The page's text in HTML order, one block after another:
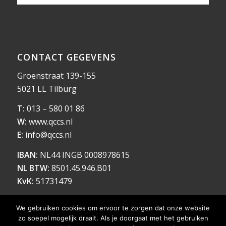
CONTACT GEGEVENS
Groenstraat 139-155
5021 LL Tilburg
T: 013 – 580 01 86
W: www.qccs.nl
E: info@qccs.nl
IBAN: NL44 INGB 0008978615
NL BTW: 8501.45.946.B01
KvK: 51731479
We gebruiken cookies om ervoor te zorgen dat onze website
zo soepel mogelijk draait. Als je doorgaat met het gebruiken